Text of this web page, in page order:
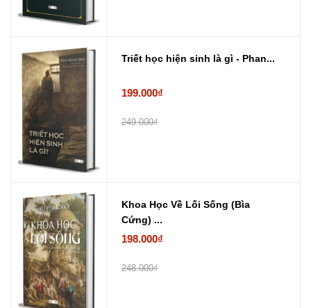
Triết học hiện sinh là gì - Phan...
199.000₫
249.000₫
Khoa Học Về Lối Sống (Bìa
Cứng) ...
198.000₫
248.000₫